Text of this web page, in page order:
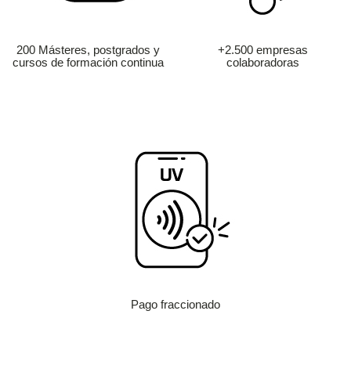
200 Másteres, postgrados y
cursos de formación continua
+2.500 empresas
colaboradoras
Pago fraccionado